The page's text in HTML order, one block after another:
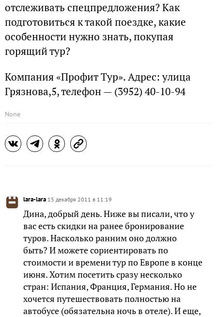
отслеживать спецпредложения? Как
подготовиться к такой поездке, какие
особенности нужно знать, покупая
горящий тур?
Компания «Профит Тур». Адрес: улица
Грязнова,5, телефон — (3952) 40-10-94
None
lara-lara 15 декабря 2011 в 11:19
Дина, добрый день. Ниже вы писали, что у
вас есть скидки на ранее бронирование
туров. Насколько ранним оно должно
быть? И можете сориентировать по
стоимости и времени тур по Европе в конце
июня. Хотим посетить сразу несколько
стран: Испания, Франция, Германия. Но не
хочется путешествовать полностью на
автобусе (обязательна ночь в отеле). И еще,